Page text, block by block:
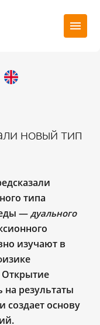
новый тип
типа
—дуального
изучают в
Открытие
на результаты
создает основу